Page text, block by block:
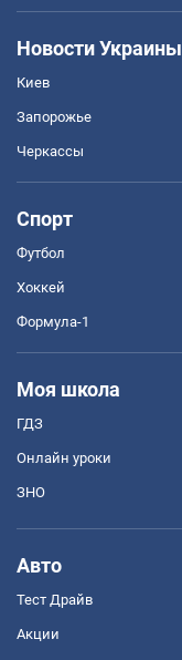
Новости Украины
Киев
Запорожье
Черкассы
Спорт
Футбол
Хоккей
Формула-1
Моя школа
ГДЗ
Онлайн уроки
ЗНО
Авто
Тест Драйв
Акции